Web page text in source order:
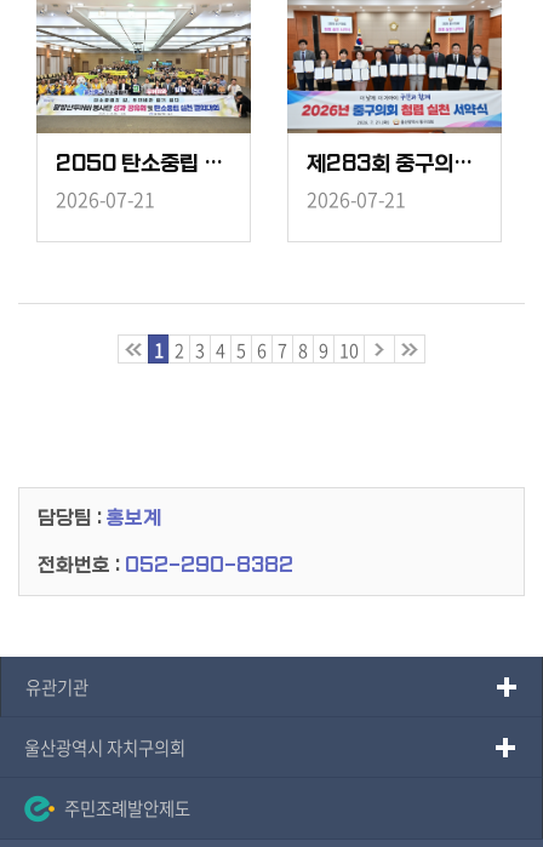
2050 탄소중립 구민실천단 결의대회 및 집합교육
2026-07-21
제283회 중구의회 임시회 제2차 본회의
2026-07-21
1 2 3 4 5 6 7 8 9 10
담당팀 : 홍보계
전화번호 : 052-290-8382
유관기관
울산광역시 자치구의회
주민조례발안제도